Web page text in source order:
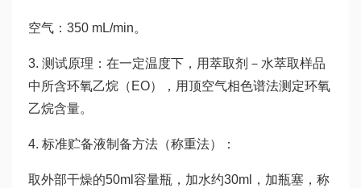
空气：350 mL/min。
3. 测试原理：在一定温度下，用萃取剂－水萃取样品
中所含环氧乙烷（EO），用顶空气相色谱法测定环氧
乙烷含量。
4. 标准贮备液制备方法（称重法）：
取外部干燥的50ml容量瓶，加水约30ml，加瓶塞，称